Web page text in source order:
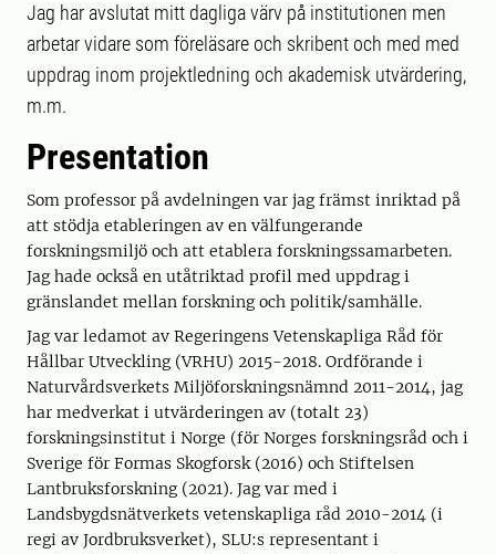
Jag har avslutat mitt dagliga värv på institutionen men
arbetar vidare som föreläsare och skribent och med med
uppdrag inom projektledning och akademisk utvärdering,
m.m.
Presentation
Som professor på avdelningen var jag främst inriktad på
att stödja etableringen av en välfungerande
forskningsmiljö och att etablera forskningssamarbeten.
Jag hade också en utåtriktad profil med uppdrag i
gränslandet mellan forskning och politik/samhälle.
Jag var ledamot av Regeringens Vetenskapliga Råd för
Hållbar Utveckling (VRHU) 2015-2018. Ordförande i
Naturvårdsverkets Miljöforskningsnämnd 2011-2014, jag
har medverkat i utvärderingen av (totalt 23)
forskningsinstitut i Norge (för Norges forskningsråd och i
Sverige för Formas Skogforsk (2016) och Stiftelsen
Lantbruksforskning (2021). Jag var med i
Landsbygdsnätverkets vetenskapliga råd 2010-2014 (i
regi av Jordbruksverket), SLU:s representant i